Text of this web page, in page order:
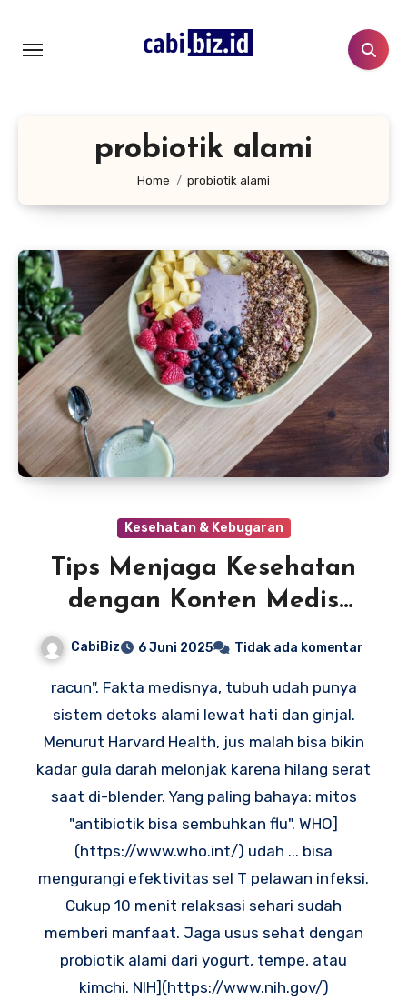
konten
probiotik alami
Home probiotik alami
Kesehatan & Kebugaran
Tips Menjaga Kesehatan
dengan Konten Medis
CabiBiz 6 Juni 2025 Tidak ada komentar
racun". Fakta medisnya, tubuh udah punya
sistem detoks alami lewat hati dan ginjal.
Menurut Harvard Health, jus malah bisa bikin
kadar gula darah melonjak karena hilang serat
saat di-blender. Yang paling bahaya: mitos
"antibiotik bisa sembuhkan flu". WHO]
(https://www.who.int/) udah ... bisa
mengurangi efektivitas sel T pelawan infeksi.
Cukup 10 menit relaksasi sehari sudah
memberi manfaat. Jaga usus sehat dengan
probiotik alami dari yogurt, tempe, atau
kimchi. NIH](https://www.nih.gov/)